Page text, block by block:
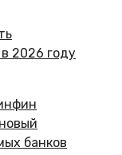
2026 году